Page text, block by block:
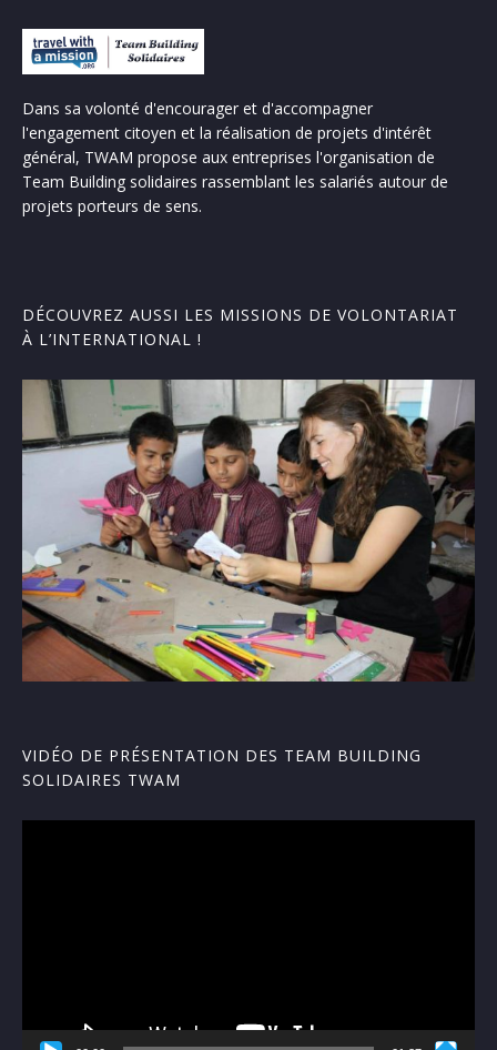
Dans sa volonté d'encourager et d'accompagner
l'engagement citoyen et la réalisation de projets d'intérêt
général, TWAM propose aux entreprises l'organisation de
Team Building solidaires rassemblant les salariés autour de
projets porteurs de sens.
DÉCOUVREZ AUSSI LES MISSIONS DE VOLONTARIAT
À L’INTERNATIONAL !
VIDÉO DE PRÉSENTATION DES TEAM BUILDING
SOLIDAIRES TWAM